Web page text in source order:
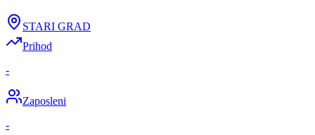
STARI GRAD
Prihod
-
Zaposleni
-